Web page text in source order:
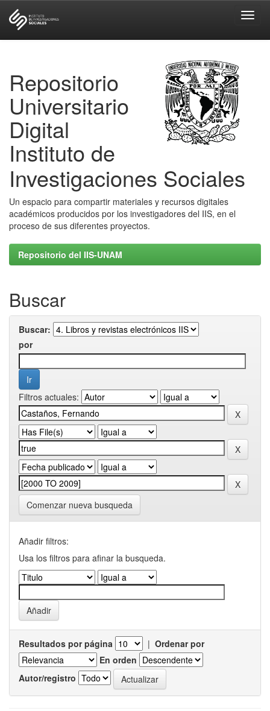
Repositorio
Universitario
Digital
Instituto de
Investigaciones Sociales
Un espacio para compartir materiales y recursos digitales
académicos producidos por los investigadores del IIS, en el
proceso de sus diferentes proyectos.
Repositorio del IIS-UNAM
Buscar
Buscar:
por
Filtros actuales:
Comenzar nueva busqueda
Añadir filtros:
Usa los filtros para afinar la busqueda.
Resultados por página | Ordenar por
En orden
Autor/registro